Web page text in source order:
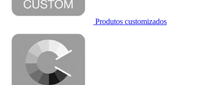
Produtos customizados